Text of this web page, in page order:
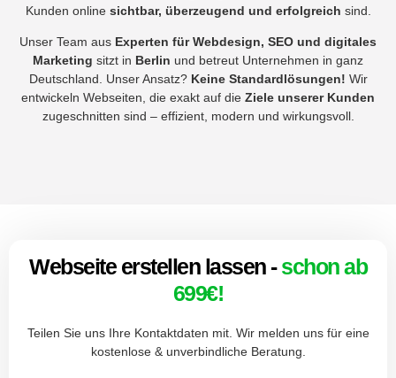
Kunden online sichtbar, überzeugend und erfolgreich sind.
Unser Team aus Experten für Webdesign, SEO und digitales
Marketing sitzt in Berlin und betreut Unternehmen in ganz
Deutschland. Unser Ansatz? Keine Standardlösungen! Wir
entwickeln Webseiten, die exakt auf die Ziele unserer Kunden
zugeschnitten sind – effizient, modern und wirkungsvoll.
Webseite erstellen lassen -schon ab
699€!
Teilen Sie uns Ihre Kontaktdaten mit. Wir melden uns für eine
kostenlose & unverbindliche Beratung.